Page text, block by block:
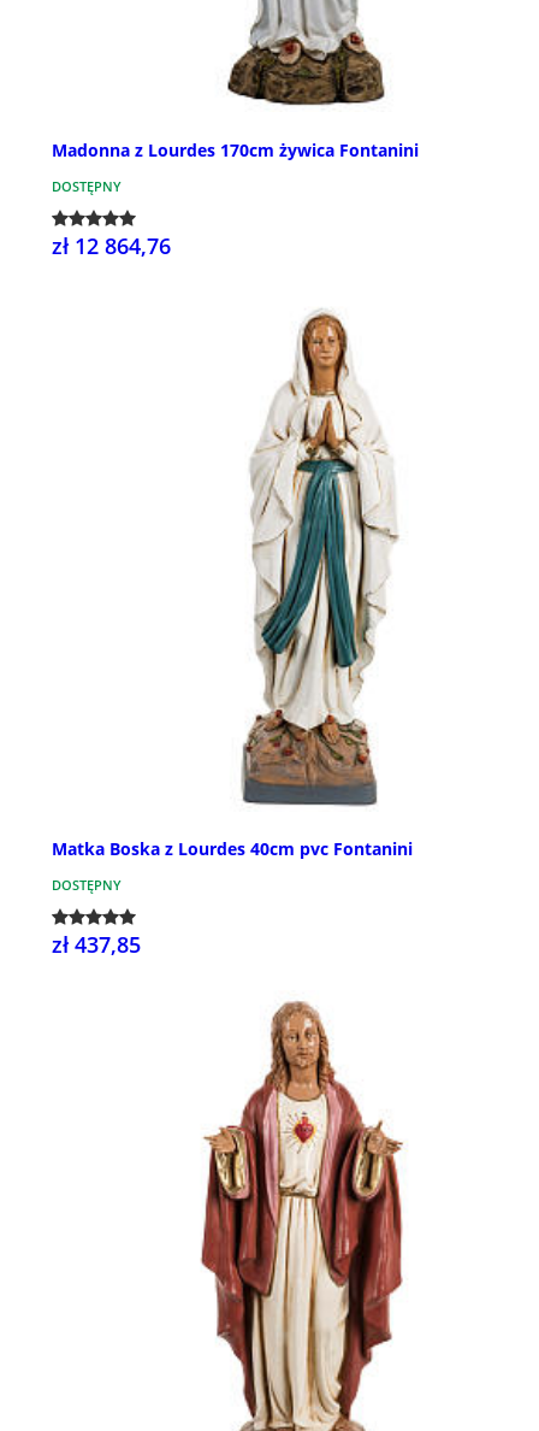
Madonna z Lourdes 170cm żywica Fontanini
DOSTĘPNY
zł 12 864,76
Matka Boska z Lourdes 40cm pvc Fontanini
DOSTĘPNY
zł 437,85